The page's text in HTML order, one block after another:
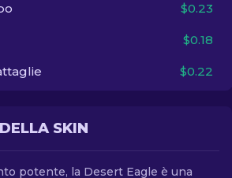
$0.23
$0.18
$0.22
SKIN
potente, la Desert Eagle è una